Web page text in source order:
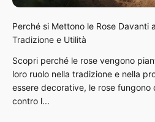
Perché si Mettono le Rose Davanti
Tradizione e Utilità
Scopri perché le rose vengono
loro ruolo nella tradizione e nella
essere decorative, le rose fungono
contro l...